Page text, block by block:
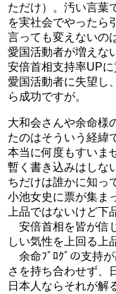
ただけ）。汚い言葉
を実社会でやったら
言っても変えないの
愛国活動者が増えな
安倍首相支持率UPに
愛国活動者に失望し
ら成功ですが。
大和会さんや余命様
たのはそういう経緯
本当に何度もすいま
暫く書き込みはしな
ちだけは誰かに知っ
小池女史に票が集ま
上品ではないけど下
安倍首相を皆が信
しい気性を上回る上
余命ﾌﾞﾛｸﾞの支持
さを持ち合わせず、
日本人ならそれが解